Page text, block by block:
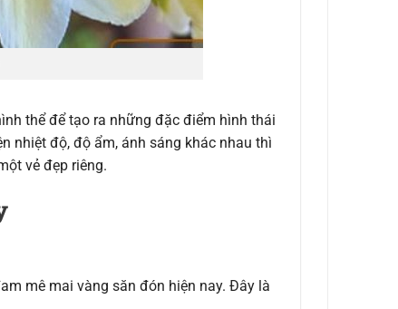
thể để tạo ra những đặc điểm hình thái
nhiệt độ, độ ẩm, ánh sáng khác nhau thì
vẻ đẹp riêng.
mê mai vàng săn đón hiện nay. Đây là